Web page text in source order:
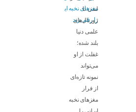
لندن تا
ژورنال‌های
علمی دنیا
بلند شده؛
غفلت از او
می‌تواند
نمونه تازه‌ای
از فرار
مغزهای نخبه